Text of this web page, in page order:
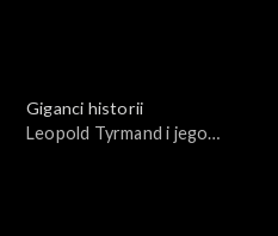
Giganci historii
Leopold Tyrmand i jego